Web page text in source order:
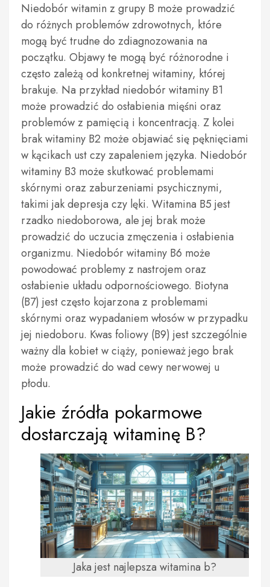
Niedobór witamin z grupy B może prowadzić
do różnych problemów zdrowotnych, które
mogą być trudne do zdiagnozowania na
początku. Objawy te mogą być różnorodne i
często zależą od konkretnej witaminy, której
brakuje. Na przykład niedobór witaminy B1
może prowadzić do osłabienia mięśni oraz
problemów z pamięcią i koncentracją. Z kolei
brak witaminy B2 może objawiać się pęknięciami
w kącikach ust czy zapaleniem języka. Niedobór
witaminy B3 może skutkować problemami
skórnymi oraz zaburzeniami psychicznymi,
takimi jak depresja czy lęki. Witamina B5 jest
rzadko niedoborowa, ale jej brak może
prowadzić do uczucia zmęczenia i osłabienia
organizmu. Niedobór witaminy B6 może
powodować problemy z nastrojem oraz
osłabienie układu odpornościowego. Biotyna
(B7) jest często kojarzona z problemami
skórnymi oraz wypadaniem włosów w przypadku
jej niedoboru. Kwas foliowy (B9) jest szczególnie
ważny dla kobiet w ciąży, ponieważ jego brak
może prowadzić do wad cewy nerwowej u
płodu.
Jakie źródła pokarmowe
dostarczają witaminę B?
Jaka jest najlepsza witamina b?